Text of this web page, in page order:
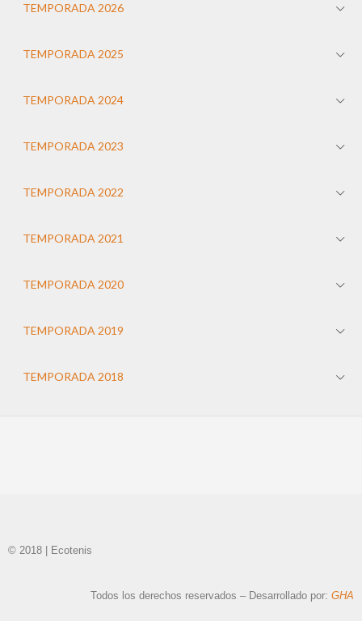
TEMPORADA 2026
TEMPORADA 2025
TEMPORADA 2024
TEMPORADA 2023
TEMPORADA 2022
TEMPORADA 2021
TEMPORADA 2020
TEMPORADA 2019
TEMPORADA 2018
© 2018 | Ecotenis
Todos los derechos reservados – Desarrollado por: GHA